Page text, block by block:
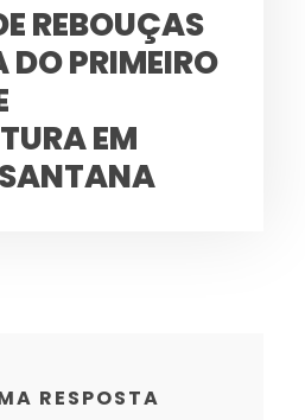
REBOUÇAS
PRIMEIRO
EM
RESPOSTA